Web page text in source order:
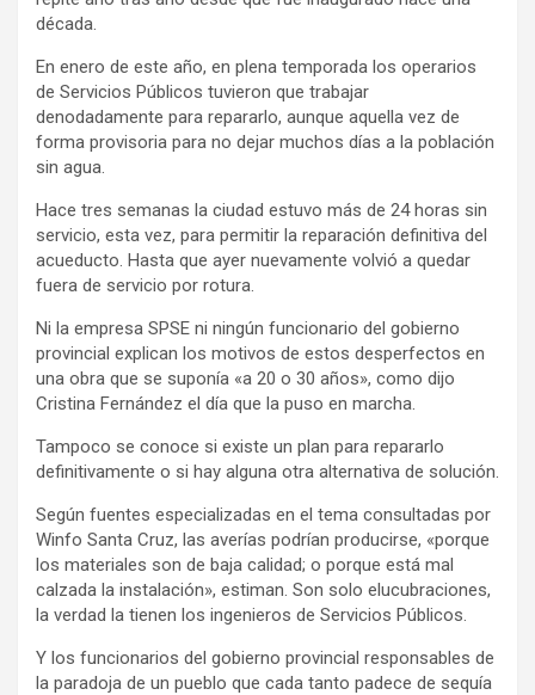
década.
En enero de este año, en plena temporada los operarios
de Servicios Públicos tuvieron que trabajar
denodadamente para repararlo, aunque aquella vez de
forma provisoria para no dejar muchos días a la población
sin agua.
Hace tres semanas la ciudad estuvo más de 24 horas sin
servicio, esta vez, para permitir la reparación definitiva del
acueducto. Hasta que ayer nuevamente volvió a quedar
fuera de servicio por rotura.
Ni la empresa SPSE ni ningún funcionario del gobierno
provincial explican los motivos de estos desperfectos en
una obra que se suponía «a 20 o 30 años», como dijo
Cristina Fernández el día que la puso en marcha.
Tampoco se conoce si existe un plan para repararlo
definitivamente o si hay alguna otra alternativa de solución.
Según fuentes especializadas en el tema consultadas por
Winfo Santa Cruz, las averías podrían producirse, «porque
los materiales son de baja calidad; o porque está mal
calzada la instalación», estiman. Son solo elucubraciones,
la verdad la tienen los ingenieros de Servicios Públicos.
Y los funcionarios del gobierno provincial responsables de
la paradoja de un pueblo que cada tanto padece de sequía